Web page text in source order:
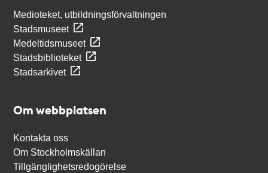
Medioteket, utbildningsförvaltningen
Stadsmuseet
Medeltidsmuseet
Stadsbiblioteket
Stadsarkivet
Om webbplatsen
Kontakta oss
Om Stockholmskällan
Tillgänglighetsredogörelse